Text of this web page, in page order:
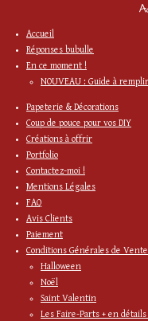
Accueil
Réponses bubulle
En ce moment !
NOUVEAU : Guide à
Papeterie & Décorations
Coup de pouce pour vos DIY
Créations à offrir
Portfolio
Contactez-moi !
Mentions Légales
FAQ
Avis Clients
Paiement
Conditions Générales de Vente
Halloween
Noël
Saint Valentin
Les Faire-Parts + en détails